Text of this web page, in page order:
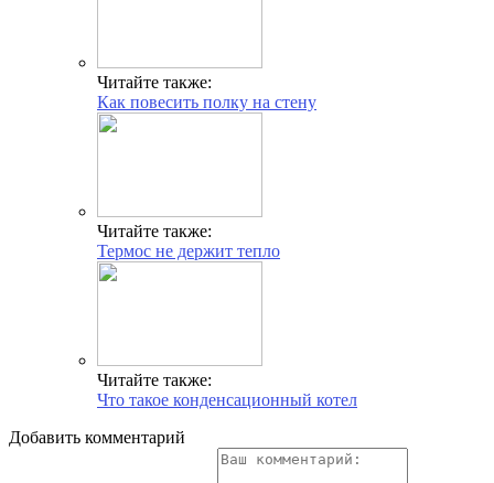
Читайте также:
Как повесить полку на стену
Читайте также:
Термос не держит тепло
Читайте также:
Что такое конденсационный котел
Добавить комментарий